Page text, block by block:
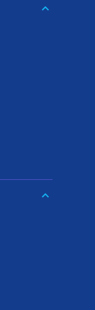
keyboard_arrow_down
keyboard_arrow_down